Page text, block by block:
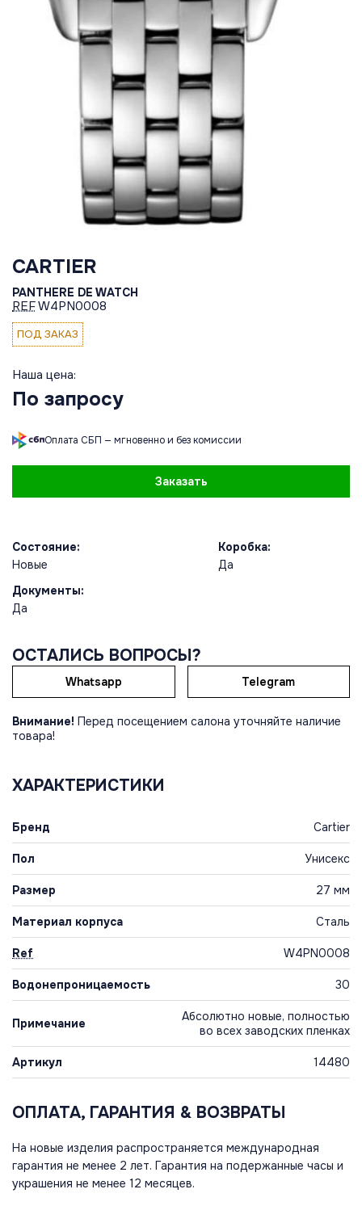
CARTIER
PANTHERE DE WATCH
REFW4PN0008
ПОД ЗАКАЗ
Наша цена:
По запросу
Оплата СБП — мгновенно и без комиссии
Заказать
Состояние:
Новые
Коробка:
Да
Документы:
Да
ОСТАЛИСЬ ВОПРОСЫ?
Whatsapp Telegram
Внимание! Перед посещением салона уточняйте наличие
товара!
ХАРАКТЕРИСТИКИ
Бренд Cartier
Пол Унисекс
Размер 27 мм
Материал корпуса Сталь
Ref W4PN0008
Водонепроницаемость 30
Примечание
Абсолютно новые, полностью
во всех заводских пленках
Артикул 14480
ОПЛАТА, ГАРАНТИЯ & ВОЗВРАТЫ
На новые изделия распространяется международная
гарантия не менее 2 лет. Гарантия на подержанные часы и
украшения не менее 12 месяцев.